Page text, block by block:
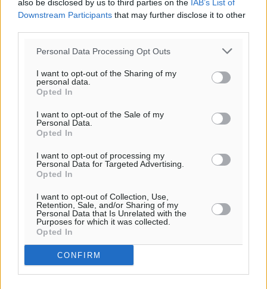
also be disclosed by us to third parties on the IAB’s List of
Downstream Participants that may further disclose it to other
Personal Data Processing Opt Outs
I want to opt-out of the Sharing of my
personal data.
Opted In
I want to opt-out of the Sale of my
Personal Data.
Opted In
I want to opt-out of processing my
Personal Data for Targeted Advertising.
Opted In
I want to opt-out of Collection, Use,
Retention, Sale, and/or Sharing of my
Personal Data that Is Unrelated with the
Purposes for which it was collected.
Opted In
CONFIRM